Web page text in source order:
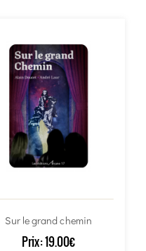
Sur le grand chemin
Prix:19.00€